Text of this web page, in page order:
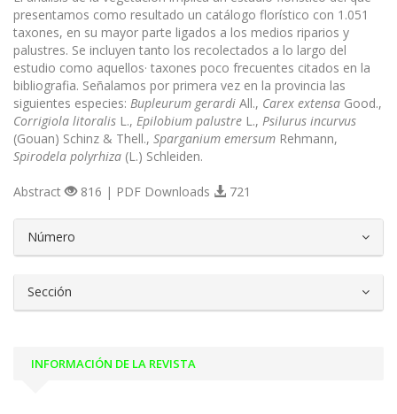
presentamos como resultado un catálogo florístico con 1.051
taxones, en su mayor parte ligados a los medios riparios y
palustres. Se incluyen tanto los recolectados a lo largo del
estudio como aquellos· taxones poco frecuentes citados en la
bibliografia. Señalamos por primera vez en la provincia las
siguientes especies: Bupleurum gerardi All., Carex extensa Good.,
Corrigiola litoralis L., Epilobium palustre L., Psilurus incurvus
(Gouan) Schinz & Thell., Sparganium emersum Rehmann,
Spirodela polyrhiza (L.) Schleiden.
Abstract 816 | PDF Downloads 721
Número
Sección
INFORMACIÓN DE LA REVISTA